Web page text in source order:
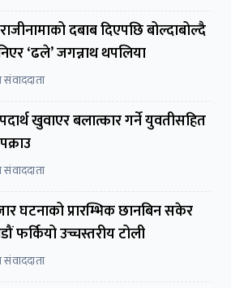
दबाब दिएपछि बोल्दाबोल्दै
‘ढले’ जगन्नाथ थपलिया
खुवाएर बलात्कार गर्ने युवतीसहित
घटनाको प्रारम्भिक छानबिन सकेर
फर्कियो उच्चस्तरीय टोली